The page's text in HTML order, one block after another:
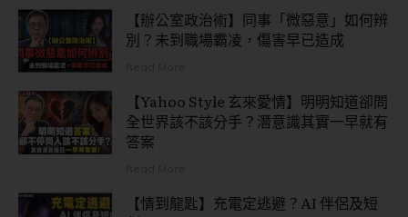
【辦公室政治術】同事「微惡意」如何辨
別？未到職場霸凌，傷害早已造成
【Yahoo Style 玄來愛情】明明知道卻問
全世界該不該分手？潛意識其實一早就有
答案
【情到龍匙】充電定逃避？AI 伴侶及短